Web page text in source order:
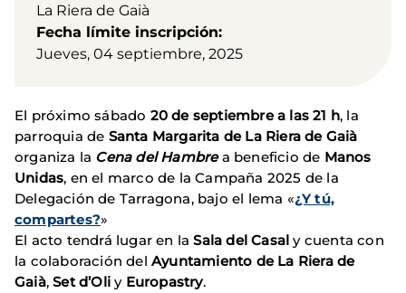
La Riera de Gaià
Fecha límite inscripción
Jueves, 04 septiembre, 2025
El próximo sábado 20 de septiembre a las 21 h, la
parroquia de Santa Margarita de La Riera de Gaià
organiza la Cena del Hambrea beneficio de Manos
Unidas, en el marco de la Campaña 2025 de la
Delegación de Tarragona, bajo el lema «¿Y tú,
compartes?»
El acto tendrá lugar en laSala del Casaly cuenta con
la colaboración del Ayuntamiento de La Riera de
Gaià,Set d’Oli y Europastry.